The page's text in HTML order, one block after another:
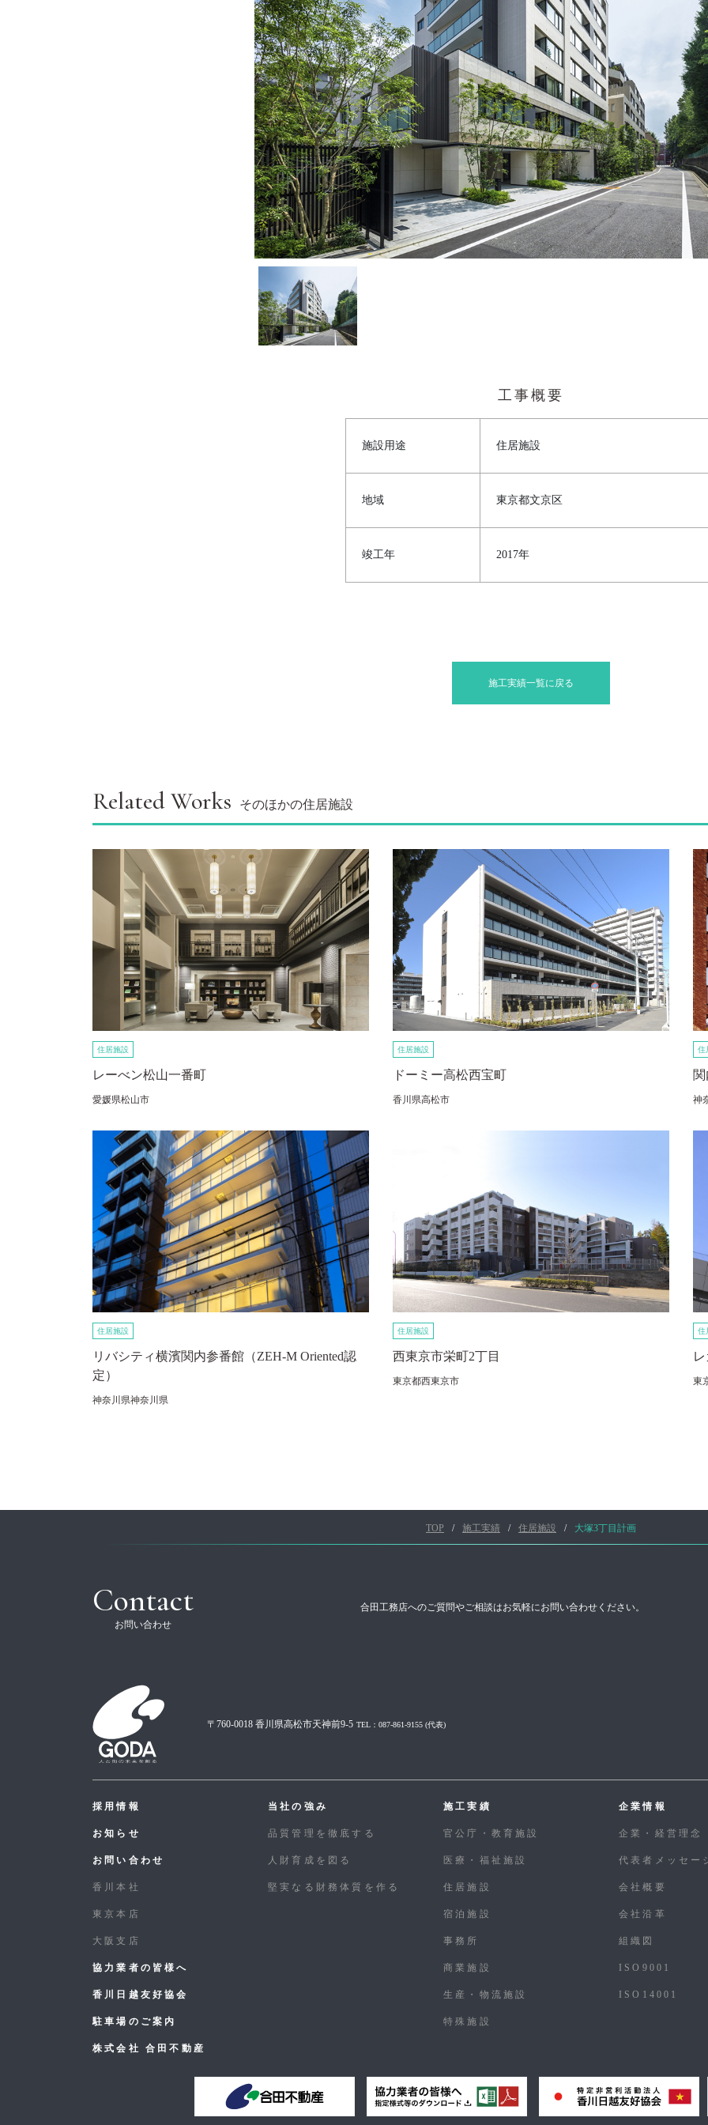
工事概要
施設用途 住居施設
地域 東京都文京区
竣工年 2017年
施工実績一覧に戻る
Related Works そのほかの住居施設
住居施設
レーべン松山一番町
愛媛県松山市
住居施設
ドーミー高松西宝町
香川県高松市
住
神
住居施設
リバシティ横濱関内参番館（ZEH-M Oriented認
定）
神奈川県神奈川県
住居施設
西東京市栄町2丁目
東京都西東京市
住
東
TOP 施工実績 住居施設 大塚3丁目計画
Contact
お問い合わせ
合田工務店へのご質問やご相談はお気軽にお問い合わせください。
〒760-0018 香川県高松市天神前9-5 TEL：087-861-9155(代表)
採用情報
お知らせ
お問い合わせ
香川本社
東京本店
大阪支店
協力業者の皆様へ
香川日越友好協会
駐車場のご案内
株式会社 合田不動産
当社の強み
品質管理を徹底する
人財育成を図る
堅実なる財務体質を作る
施工実績
官公庁・教育施設
医療・福祉施設
住居施設
宿泊施設
事務所
商業施設
生産・物流施設
特殊施設
企業情報
企業・経営理念
代表者メッセー
会社概要
会社沿革
組織図
ISO9001
ISO14001